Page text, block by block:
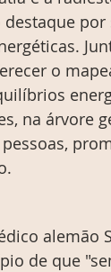
destaque por
o
na árvore
alemão
de que